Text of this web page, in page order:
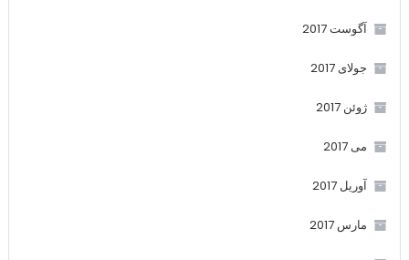
آگوست 2017
جولای 2017
ژوئن 2017
می 2017
آوریل 2017
مارس 2017